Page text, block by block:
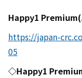
Happy1 Premium(
https://japan-
05
◇Happy1